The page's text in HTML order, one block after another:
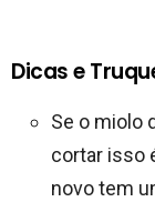
Dicas e
Se o miolo
cortar isso
novo tem